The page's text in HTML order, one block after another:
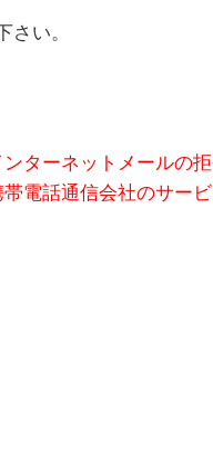
い。
ターネットメールの
電話通信会社のサー